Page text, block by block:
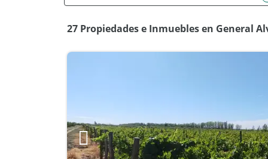
27 Propiedades e Inmuebles en General